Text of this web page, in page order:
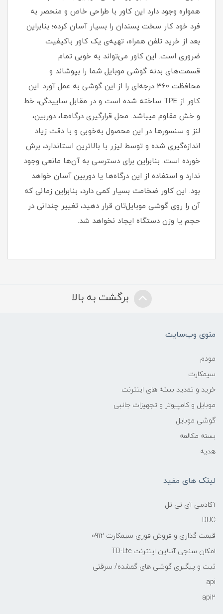
همواره وجود دارد این کاور با طراحی خاص و منحصر به
فرد خود کار سخت پسندان را بسیار آسان کرده؛ بنابراین
بعد از خرید تلفن همراه، تهیه‌ی یک کاور با‌کیفیت
ضروری است‏.‏ این کاور می‌تواند به خوبی تمام
قسمت‌های بدنه گوشی موبایل شما را بپوشاند و
محافظت 360 درجه‌ای را از این گوشی به عمل آورد‏.‏ این
کاور از TPE ساخته شده است و در مقابل ساییدگی، خط
و خش مقاوم میباشد.‏ محل قرارگیری درگاه‌ها، دوربین،
لنز و سنسورها در این محصول به‌خوبی و با دقت زیاد
اندازه‌گیری شده و توسط لیزر با بالاترین استاندارد، برش
خورده است‏.‏ بنابراین برای دسترسی به آن‌ها مانعی وجود
ندارد و استفاده از این درگاه‌ها یا دوربین آسان خواهد
بود‏.‏ این کاور ضخامت بسیار کمی دارد، بنابراین زمانی که
آن را روی گوشی موبایل‌تان قرار دهید، تغییر چندانی در
حجم یا وزن دستگاه ایجاد نخواهد شد‏.‏
برگشت به بالا
منوی وب‌سایت
مودم
سیمکارت
خرید و تمدید بسته های اینترنت
موبایل و کامپیوتر و تجهیزات جانبی
گوشی موبایل
بسته مکالمه
هدیه
لینک های مفید
آکادمی آی تی تل
DUC
قیمت گذاری و فروش فوری سیمکارت 0912
امکان سنجی آنلاین اینترنت TD-Lte
ثبت و پیگیری گوشی های گمشده/ سرقتی
api
api2